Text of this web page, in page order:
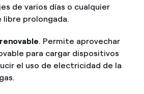
de varios días o cualquier
libre prolongada.
. Permite aprovechar
para cargar dispositivos
el uso de electricidad de la